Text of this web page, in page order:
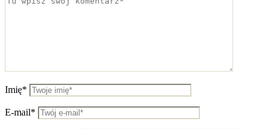
Imię*
E-mail*